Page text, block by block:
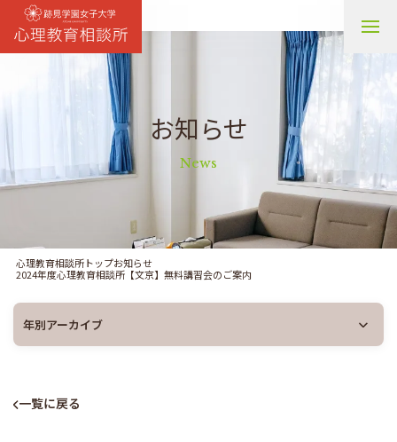
スタッフ紹介 / 施設案内
お知らせ
講習会
よくあるご質問
お知らせ
News
心理教育相談所トップお知らせ
2024年度心理教育相談所【文京】無料講習会のご案内
一覧に戻る